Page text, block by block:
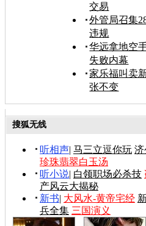
交易
外管局召集
违规
华远拿地空
失败内幕
家乐福叫卖
张不变
搜狐无线
听相声| 马三立逗你玩 济
珍珠翡翠白玉汤
听小说| 白领职场必杀技
产风云大揭秘
新书| 大风水-黄帝宅经
兵全集 三国演义